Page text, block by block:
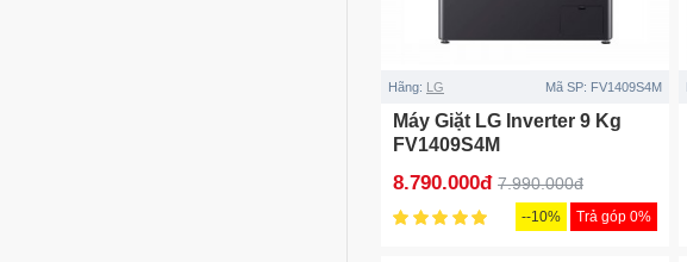
Hãng: LG Mã SP: FV1409S4M
Máy Giặt LG Inverter 9 Kg
FV1409S4M
8.790.000đ 7.990.000đ
--10% Trả góp 0%